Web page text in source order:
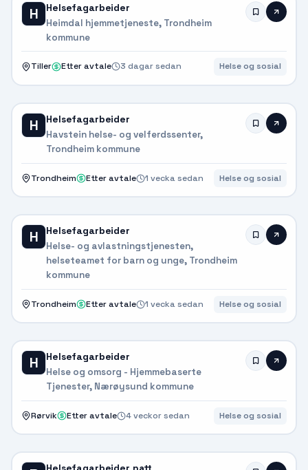
H Helsefagarbeider
Heimdal hjemmetjeneste, Trondheim
kommune
Tiller Etter avtale 3 dagar sedan Helse og sosial
H Helsefagarbeider
Havstein helse- og velferdssenter,
Trondheim kommune
Trondheim Etter avtale 1 vecka sedan Helse og sosial
H Helsefagarbeider
Helse- og avlastningstjenesten,
helseteamet for barn og unge, Trondheim
kommune
Trondheim Etter avtale 1 vecka sedan Helse og sosial
H Helsefagarbeider
Helse og omsorg - Hjemmebaserte
Tjenester, Nærøysund kommune
Rørvik Etter avtale 4 veckor sedan Helse og sosial